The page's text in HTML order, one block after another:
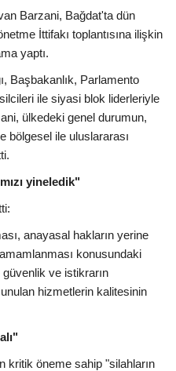
Barzani, Bağdat'ta dün
İttifakı toplantısına ilişkin
yaptı.
Başbakanlık, Parlamento
ile siyasi blok liderleriyle
ülkedeki genel durumun,
bölgesel ile uluslararası
yineledik"
anayasal hakların yerine
konusundaki
güvenlik ve istikrarın
hizmetlerin kalitesinin
kritik öneme sahip "silahların